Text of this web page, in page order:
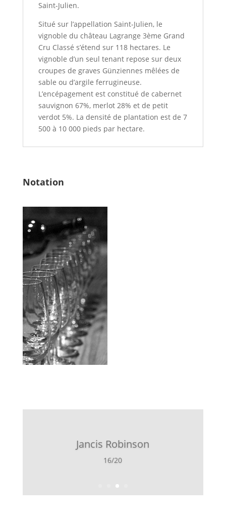
Saint-Julien.
Situé sur l’appellation Saint-Julien, le
vignoble du château Lagrange 3ème Grand
Cru Classé s’étend sur 118 hectares. Le
vignoble d’un seul tenant repose sur deux
croupes de graves Günziennes mêlées de
sable ou d’argile ferrugineuse.
L’encépagement est constitué de cabernet
sauvignon 67%, merlot 28% et de petit
verdot 5%. La densité de plantation est de 7
500 à 10 000 pieds par hectare.
Notation